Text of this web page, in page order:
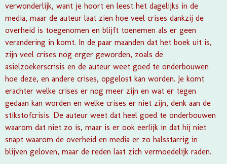
verwonderlijk, want je hoort en leest het dagelijks in de
media, maar de auteur laat zien hoe veel crises dankzij de
overheid is toegenomen en blijft toenemen als er geen
verandering in komt. In de paar maanden dat het boek uit is,
zijn veel crises nog erger geworden, zoals de
asielzoekerscrisis en de auteur weet goed te onderbouwen
hoe deze, en andere crises, opgelost kan worden. Je komt
erachter welke crises er nog meer zijn en wat er tegen
gedaan kan worden en welke crises er niet zijn, denk aan de
stikstofcrisis. De auteur weet dat heel goed te onderbouwen
waarom dat niet zo is, maar is er ook eerlijk in dat hij niet
snapt waarom de overheid en media er zo halsstarrig in
blijven geloven, maar de reden laat zich vermoedelijk raden.